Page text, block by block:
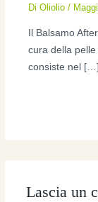
Di Oliolio/
Il Balsamo
cura della
consiste nel […]
Lascia un